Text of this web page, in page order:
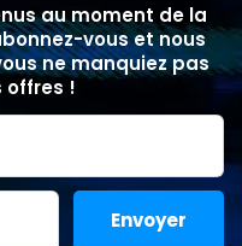
au moment de la
vous et nous
ne manquiez pas
offres !